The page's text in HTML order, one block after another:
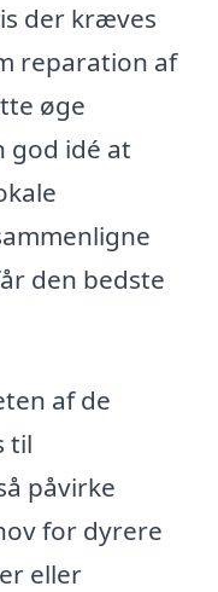
der kræves
reparation af
øge
god idé at
den bedste
af de
til
påvirke
for dyrere
eller